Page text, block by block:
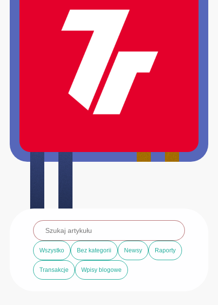
Wszystko Bez kategorii Newsy Raporty
Transakcje Wpisy blogowe